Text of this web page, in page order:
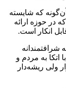
که شایسته
در حوزه ارائه
انکار است.
شرافتمندانه
اتکا به مردم و
ولی ریشه‌دار